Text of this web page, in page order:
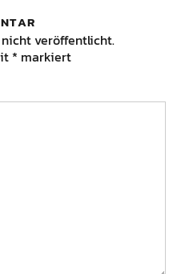
veröffentlicht.
* markiert